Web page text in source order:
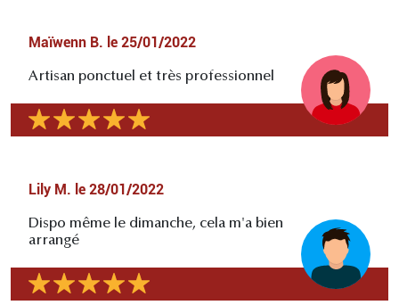
Maïwenn B. le 25/01/2022
Artisan ponctuel et très professionnel
Lily M. le 28/01/2022
Dispo même le dimanche, cela m'a bien
arrangé